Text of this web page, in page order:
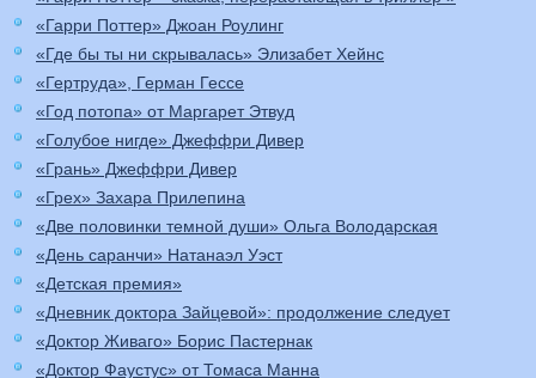
«Гарри Поттер» Джоан Роулинг
«Где бы ты ни скрывалась» Элизабет Хейнс
«Гертруда», Герман Гессе
«Год потопа» от Маргарет Этвуд
«Голубое нигде» Джеффри Дивер
«Грань» Джеффри Дивер
«Грех» Захара Прилепина
«Две половинки темной души» Ольга Володарская
«День саранчи» Натанаэл Уэст
«Детская премия»
«Дневник доктора Зайцевой»: продолжение следует
«Доктор Живаго» Борис Пастернак
«Доктор Фаустус» от Томаса Манна